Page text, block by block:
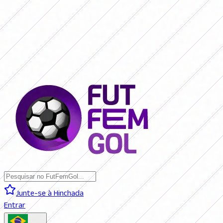
SAN LORENZO 0 - 0 BOCA JRS. (AO VIVO)RIVER PLATE 0 - 0
RACING (AO VIVO)
RACING 0 - 0 SAN LORENZO (FINAL)
BOCA JRS. 3
- 1 RIVER PLATE (FINAL)
BELGRANO 2 - 0 BANFIELD (FINAL)
SAN
LORENZO 0 - 0 BOCA JRS. (AO VIVO)
RIVER PLATE 0 - 0 RACING
(AO VIVO)
RACING 0 - 0 SAN LORENZO (FINAL)BOCA JRS. 3 - 1
RIVER PLATE (FINAL)
BELGRANO 2 - 0 BANFIELD (FINAL)
Junte-se à Hinchada
Entrar